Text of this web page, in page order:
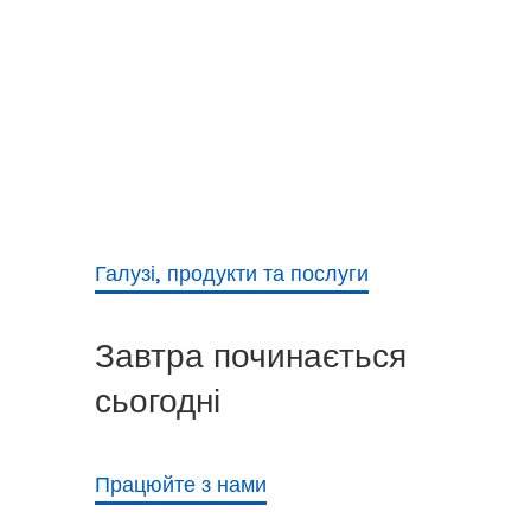
Галузі, продукти та послуги
Завтра починається
сьогодні
Працюйте з нами